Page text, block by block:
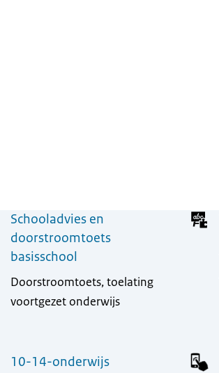
Schooladvies en
doorstroomtoets
basisschool
Doorstroomtoets, toelating
voortgezet onderwijs
10-14-onderwijs